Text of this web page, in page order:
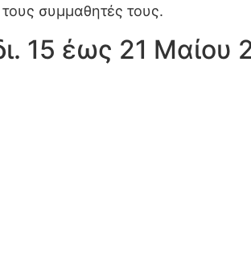
συμμαθητές τους.
15 έως 21 Μαίου